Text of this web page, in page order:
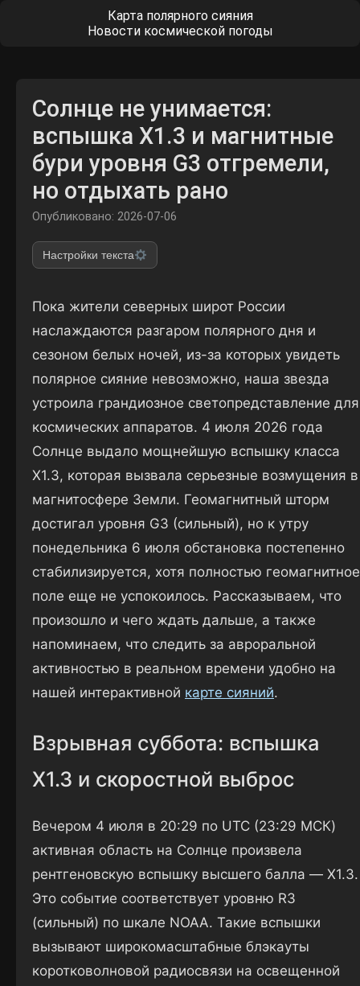
Карта полярного сияния
Новости космической погоды
Солнце не унимается:
вспышка X1.3 и магнитные
бури уровня G3 отгремели,
но отдыхать рано
Опубликовано: 2026-07-06
Настройки текста
Пока жители северных широт России
наслаждаются разгаром полярного дня и
сезоном белых ночей, из-за которых увидеть
полярное сияние невозможно, наша звезда
устроила грандиозное светопредставление для
космических аппаратов. 4 июля 2026 года
Солнце выдало мощнейшую вспышку класса
X1.3, которая вызвала серьезные возмущения в
магнитосфере Земли. Геомагнитный шторм
достигал уровня G3 (сильный), но к утру
понедельника 6 июля обстановка постепенно
стабилизируется, хотя полностью геомагнитное
поле еще не успокоилось. Рассказываем, что
произошло и чего ждать дальше, а также
напоминаем, что следить за авроральной
активностью в реальном времени удобно на
нашей интерактивной карте сияний.
Взрывная суббота: вспышка
X1.3 и скоростной выброс
Вечером 4 июля в 20:29 по UTC (23:29 МСК)
активная область на Солнце произвела
рентгеновскую вспышку высшего балла — X1.3.
Это событие соответствует уровню R3
(сильный) по шкале NOAA. Такие вспышки
вызывают широкомасштабные блэкауты
коротковолновой радиосвязи на освещенной